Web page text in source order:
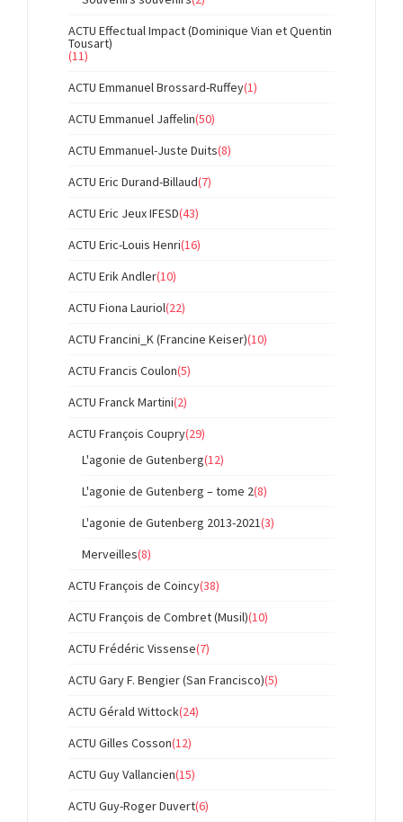
ACTU Effectual Impact (Dominique Vian et Quentin
Tousart)
(11)
ACTU Emmanuel Brossard-Ruffey(1)
ACTU Emmanuel Jaffelin(50)
ACTU Emmanuel-Juste Duits(8)
ACTU Eric Durand-Billaud(7)
ACTU Eric Jeux IFESD(43)
ACTU Eric-Louis Henri(16)
ACTU Erik Andler(10)
ACTU Fiona Lauriol(22)
ACTU Francini_K (Francine Keiser)(10)
ACTU Francis Coulon(5)
ACTU Franck Martini(2)
ACTU François Coupry(29)
L'agonie de Gutenberg(12)
L'agonie de Gutenberg – tome 2(8)
L'agonie de Gutenberg 2013-2021(3)
Merveilles(8)
ACTU François de Coincy(38)
ACTU François de Combret (Musil)(10)
ACTU Frédéric Vissense(7)
ACTU Gary F. Bengier (San Francisco)(5)
ACTU Gérald Wittock(24)
ACTU Gilles Cosson(12)
ACTU Guy Vallancien(15)
ACTU Guy-Roger Duvert(6)